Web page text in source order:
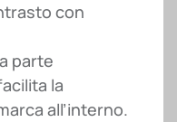
con
parte
la
all’interno.